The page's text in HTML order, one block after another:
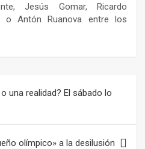
Jesús Gomar, Ricardo
o Antón Ruanova entre los
una realidad? El sábado lo
olímpico» a la desilusión